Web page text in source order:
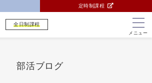
定時制課程
全日制課程
メニュー
部活ブログ